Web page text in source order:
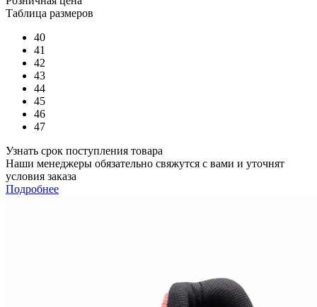
Таблица размеров
40
41
42
43
44
45
46
47
Узнать срок поступления товара
Наши менеджеры обязательно свяжутся с вами и уточнят
условия заказа
Подробнее